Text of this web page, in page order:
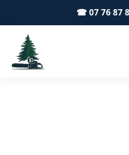
☎ 07 76 87